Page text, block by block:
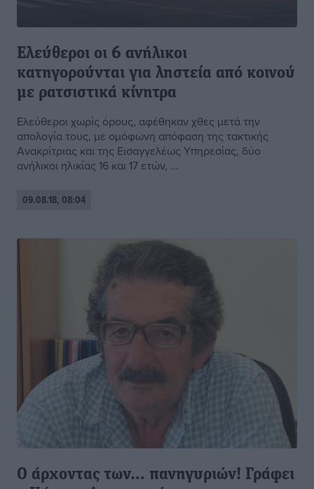
Eλεύθεροι οι 6 ανήλικοι
κατηγορούνται για ληστεία από κοινού
με ρατσιστικά κίνητρα
Eλεύθεροι χωρίς όρους, αφέθηκαν χθες μετά την
απολογία τους, με ομόφωνη απόφαση της τακτικής
Ανακρίτριας και της Εισαγγελέως Υπηρεσίας, δύο
ανήλικοι ηλικίας 16 και 17 ετών, ...
09.08.18, 08:04
Ο άρχοντας των… πανηγυριών! Γράφει